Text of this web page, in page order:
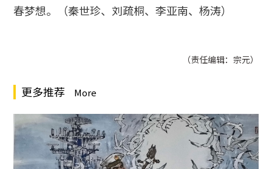
春梦想。（秦世珍、刘疏桐、李亚南、杨涛）
（责任编辑：宗元）
更多推荐 More